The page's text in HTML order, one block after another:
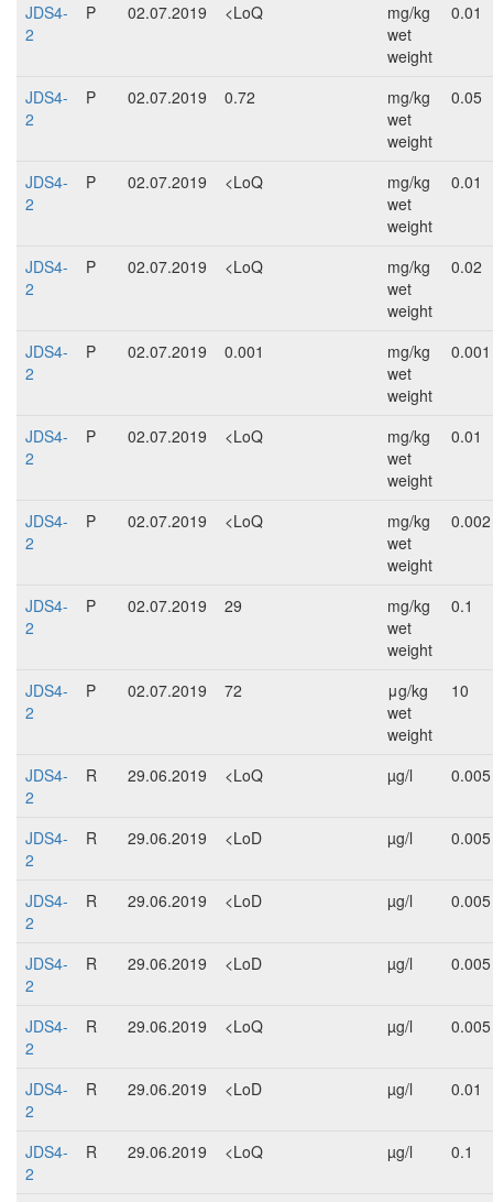
JDS4-
2
P 02.07.2019 <LoQ
mg/kg
wet
weight
0.01
JDS4-
2
P 02.07.2019 0.72
mg/kg
wet
weight
0.05
JDS4-
2
P 02.07.2019 <LoQ
mg/kg
wet
weight
0.01
JDS4-
2
P 02.07.2019 <LoQ
mg/kg
wet
weight
0.02
JDS4-
2
P 02.07.2019 0.001
mg/kg
wet
weight
0.001
JDS4-
2
P 02.07.2019 <LoQ
mg/kg
wet
weight
0.01
JDS4-
2
P 02.07.2019 <LoQ
mg/kg
wet
weight
0.002
JDS4-
2
P 02.07.2019 29
mg/kg
wet
weight
0.1
JDS4-
2
P 02.07.2019 72
μg/kg
wet
weight
10
JDS4-
2
R 29.06.2019 <LoQ µg/l 0.005
JDS4-
2
R 29.06.2019 <LoD µg/l 0.005
JDS4-
2
R 29.06.2019 <LoD µg/l 0.005
JDS4-
2
R 29.06.2019 <LoD µg/l 0.005
JDS4-
2
R 29.06.2019 <LoQ µg/l 0.005
JDS4-
2
R 29.06.2019 <LoD µg/l 0.01
JDS4-
2
R 29.06.2019 <LoQ µg/l 0.1